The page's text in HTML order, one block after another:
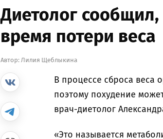
Диетолог
время потери веса
Автор: Лилия Щеблыкина
В процессе сброса веса
поэтому похудение
врач-диетолог
«Это называется